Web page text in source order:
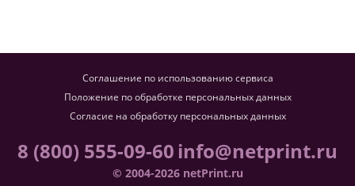
Соглашение по использованию сервиса
Положение по обработке персональных данных
Согласие на обработку персональных данных
8 (800) 555-09-60info@netprint.ru
© 2004-2026 netPrint.ru